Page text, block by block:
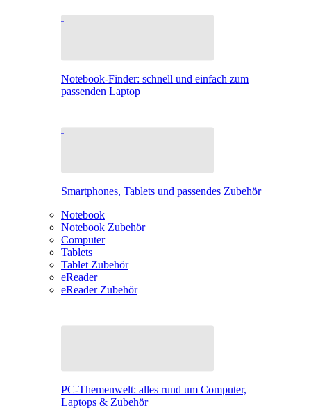
Notebook-Finder: schnell und einfach zum
passenden Laptop
Smartphones, Tablets und passendes Zubehör
Notebook
Notebook Zubehör
Computer
Tablets
Tablet Zubehör
eReader
eReader Zubehör
PC-Themenwelt: alles rund um Computer,
Laptops & Zubehör